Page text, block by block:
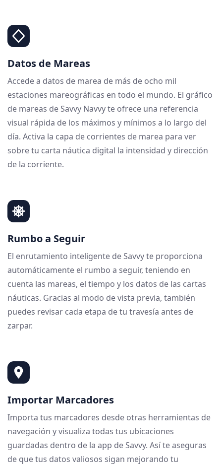
Datos de Mareas
Accede a datos de marea de más de ocho mil
estaciones mareográficas en todo el mundo. El gráfico
de mareas de Savvy Navvy te ofrece una referencia
visual rápida de los máximos y mínimos a lo largo del
día. Activa la capa de corrientes de marea para ver
sobre tu carta náutica digital la intensidad y dirección
de la corriente.
Rumbo a Seguir
El enrutamiento inteligente de Savvy te proporciona
automáticamente el rumbo a seguir, teniendo en
cuenta las mareas, el tiempo y los datos de las cartas
náuticas. Gracias al modo de vista previa, también
puedes revisar cada etapa de tu travesía antes de
zarpar.
Importar Marcadores
Importa tus marcadores desde otras herramientas de
navegación y visualiza todas tus ubicaciones
guardadas dentro de la app de Savvy. Así te aseguras
de que tus datos valiosos sigan mejorando tu